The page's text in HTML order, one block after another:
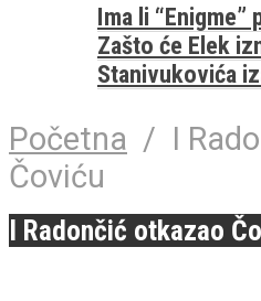
Ima li “Enigme”
Zašto će Elek
Stanivukovića
Početna / I
Čoviću
I Radončić otkazao